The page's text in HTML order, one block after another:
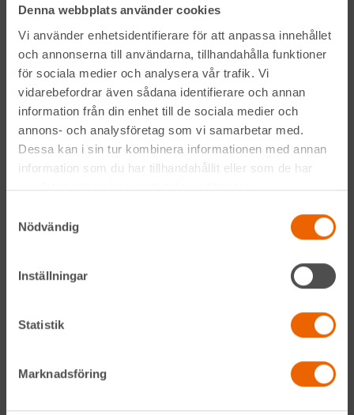
Denna webbplats använder cookies
Vi använder enhetsidentifierare för att anpassa innehållet
och annonserna till användarna, tillhandahålla funktioner
för sociala medier och analysera vår trafik. Vi
vidarebefordrar även sådana identifierare och annan
information från din enhet till de sociala medier och
annons- och analysföretag som vi samarbetar med.
Dessa kan i sin tur kombinera informationen med annan
information som du har tillhandahållit eller som de har
samlat in när du har använt deras tjänster.
Nödvändig
Inställningar
Statistik
Marknadsföring
vi verkar.
Varje dag förser vi den svenska bygg- och anläggningsbranschen med
maskiner,liftar ,bodar och vagnar– alltid med möjlighet att få dem
utkörda till den plats där du behöver dem.
Vi gör det med service utöver det vanliga och problemlösning som gör
skillnad. Hos oss handlar mycket om maskiner, men alltid allra mest om
människor och relationer. Välkommen in till din närmsta depå!
Kontakta din närmaste depå
Instagram